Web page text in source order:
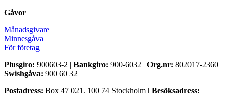
Gåvor
Månadsgivare
Minnesgåva
För företag
Plusgiro: 900603-2 | Bankgiro: 900-6032 | Org.nr: 802017-2360 |
Swishgåva: 900 60 32
Postadress: Box 47 021, 100 74 Stockholm | Besöksadress: